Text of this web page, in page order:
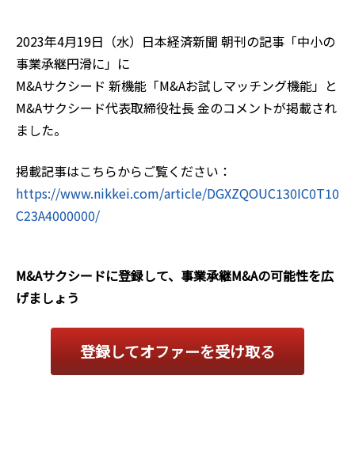
2023年4月19日（水）日本経済新聞 朝刊の記事「中小の
事業承継円滑に」に
M&Aサクシード 新機能「M&Aお試しマッチング機能」と
M&Aサクシード代表取締役社長 金のコメントが掲載され
ました。
掲載記事はこちらからご覧ください：
https://www.nikkei.com/article/DGXZQOUC130IC0T10
C23A4000000/
M&Aサクシードに登録して、事業承継M&Aの可能性を広
げましょう
登録してオファーを受け取る